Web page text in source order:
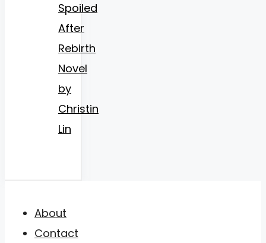
Spoiled
After
Rebirth
Novel
by
Christin
Lin
About
Contact